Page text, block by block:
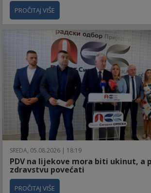
PROČITAJ VIŠE
SREDA, 05.08.2026 | 18:19
PDV na lijekove mora biti ukinut, a
zdravstvu povećati
PROČITAJ VIŠE